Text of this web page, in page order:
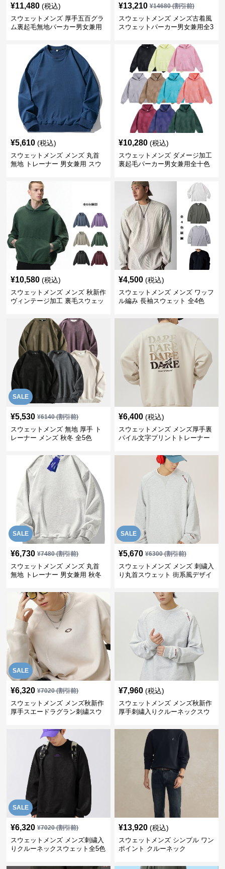
¥11,480 (税込)
スウェットメンズ 厚手五百グラ
ム裏起毛無地パーカー男女兼用
¥13,210 ¥14680(割引前)
スウェットメンズ メンズ古着風
スウェットパーカー男女兼用全3
¥5,610 (税込)
スウェットメンズ メンズ 丸首
無地 トレーナー 男女兼用 スウ
¥10,280 (税込)
スウェットメンズ ダメージ加工
裏起毛パーカー男女兼用全十色
¥10,580 (税込)
スウェットメンズ メンズ 秋新作
ヴィンテージ加工 裏毛スウェッ
¥4,500 (税込)
スウェットメンズ メンズ ワッフ
ル編み 長袖スウェット 全4色
SALE
¥5,530 ¥6140(割引前)
スウェットメンズ 無地 厚手 ト
レーナー メンズ 秋冬 全5色
¥6,400 (税込)
スウェットメンズ メンズ厚手裏
パイル文字プリントトレーナー
SALE
¥6,730 ¥7480(割引前)
スウェットメンズ メンズ 丸首
無地 トレーナー 男女兼用 秋冬
SALE
¥5,670 ¥6300(割引前)
スウェットメンズ メンズ 刺繍入
り丸首スウェット 街系風デザイ
SALE
¥6,320 ¥7020(割引前)
スウェットメンズ メンズ秋新作
厚手スエードラグラン刺繍スウ
¥7,960 (税込)
スウェットメンズ メンズ秋新作
厚手刺繍入りクルーネックスウ
SALE
¥6,320 ¥7020(割引前)
スウェットメンズ メンズ刺繍入
りクルーネックスウェット全5色
¥13,920 (税込)
スウェットメンズ シンプル ワン
ポイント クルーネック